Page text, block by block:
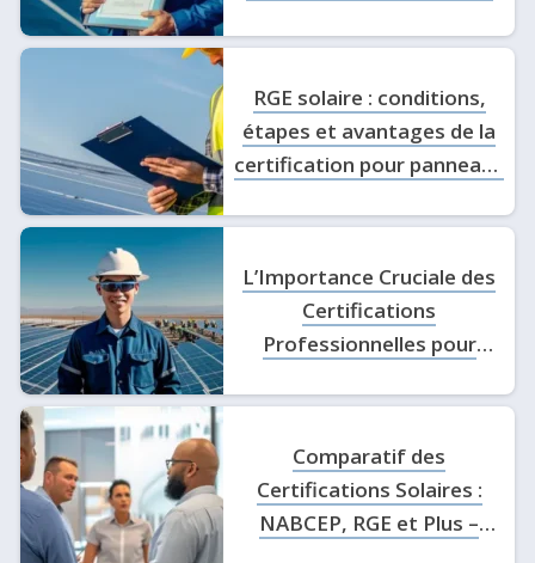
RGE solaire : conditions,
étapes et avantages de la
certification pour panneaux
L’Importance Cruciale des
Certifications
Professionnelles pour
Solaire
Comparatif des
Certifications Solaires :
NABCEP, RGE et Plus –